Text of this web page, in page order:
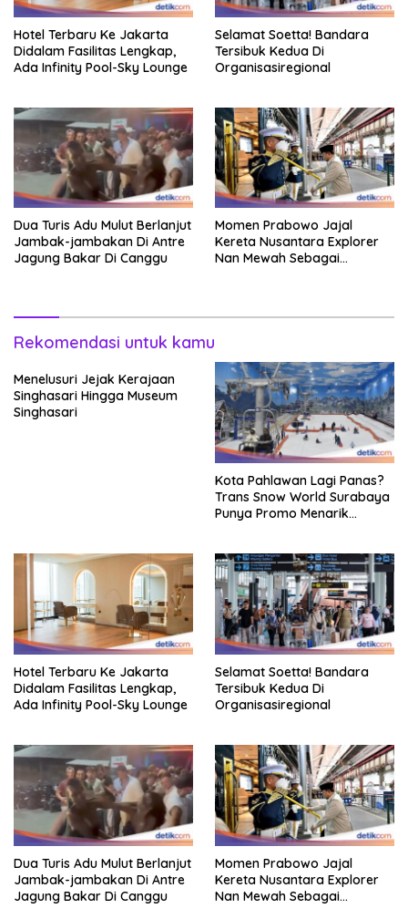
Hotel Terbaru Ke Jakarta
Didalam Fasilitas Lengkap,
Ada Infinity Pool-Sky Lounge
Selamat Soetta! Bandara
Tersibuk Kedua Di
Organisasiregional
Dua Turis Adu Mulut Berlanjut
Jambak-jambakan Di Antre
Jagung Bakar Di Canggu
Momen Prabowo Jajal
Kereta Nusantara Explorer
Nan Mewah Sebagai
Rekomendasi untuk kamu
Menelusuri Jejak Kerajaan
Singhasari Hingga Museum
Singhasari
Kota Pahlawan Lagi Panas?
Trans Snow World Surabaya
Punya Promo Menarik
Hotel Terbaru Ke Jakarta
Didalam Fasilitas Lengkap,
Ada Infinity Pool-Sky Lounge
Selamat Soetta! Bandara
Tersibuk Kedua Di
Organisasiregional
Dua Turis Adu Mulut Berlanjut
Jambak-jambakan Di Antre
Jagung Bakar Di Canggu
Momen Prabowo Jajal
Kereta Nusantara Explorer
Nan Mewah Sebagai